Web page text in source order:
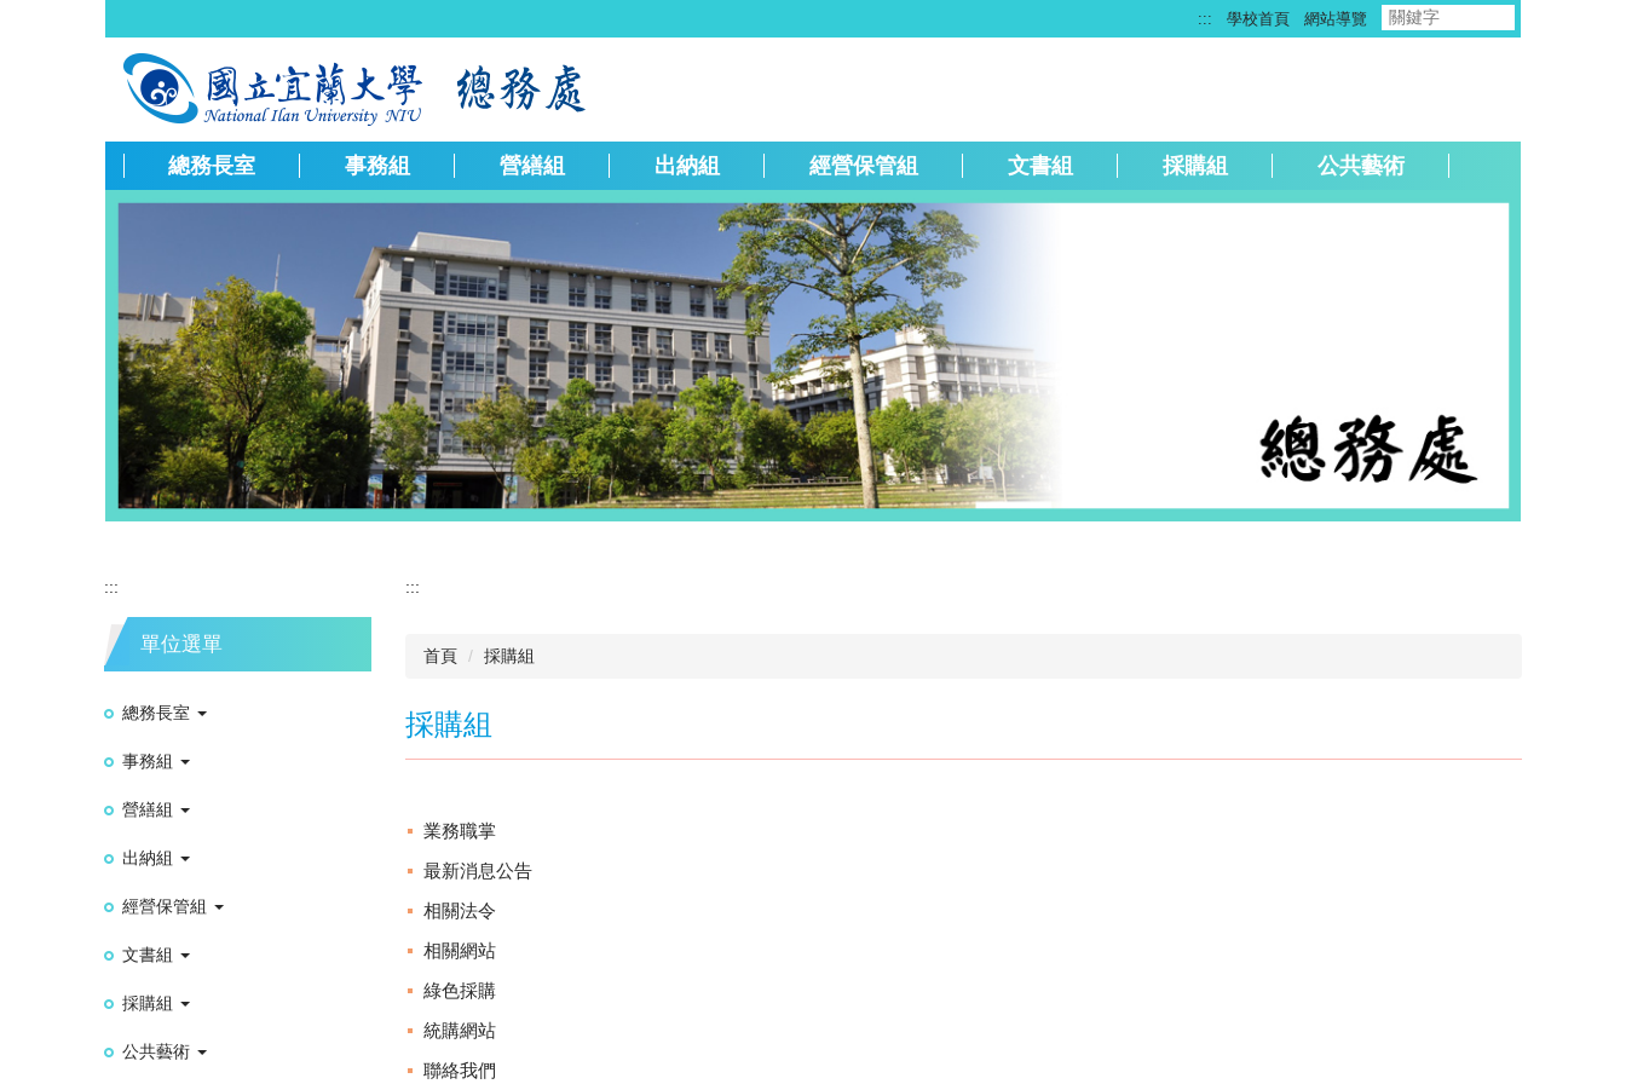
::: 學校首頁 網站導覽
總務長室 事務組 營繕組 出納組 經營保管組 文書組 採購組 公共藝術
:::
單位選單
總務長室
事務組
營繕組
出納組
經營保管組
文書組
採購組
公共藝術
:::
首頁 採購組
採購組
業務職掌
最新消息公告
相關法令
相關網站
綠色採購
統購網站
聯絡我們